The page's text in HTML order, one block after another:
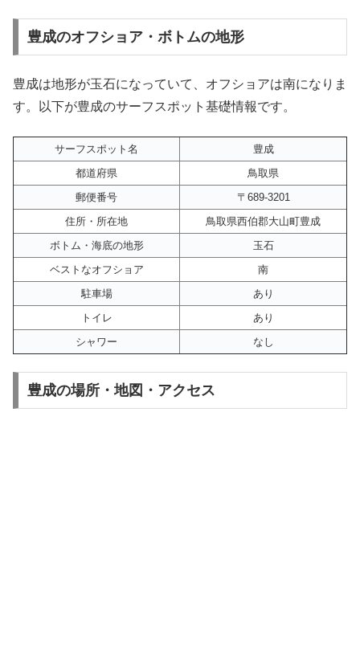
豊成のオフショア・ボトムの地形
豊成は地形が玉石になっていて、オフショアは南になりま
す。以下が豊成のサーフスポット基礎情報です。
サーフスポット名
豊成
都道府県
鳥取県
郵便番号
〒689-3201
住所・所在地
鳥取県西伯郡大山町豊成
ボトム・海底の地形
玉石
ベストなオフショア
南
駐車場
あり
トイレ
あり
シャワー
なし
豊成の場所・地図・アクセス